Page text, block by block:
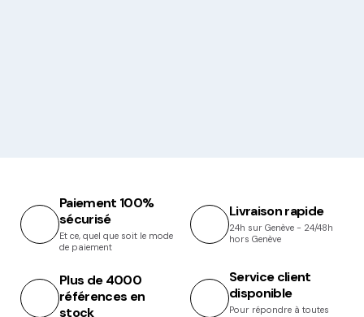
Paiement 100%
sécurisé
Et ce, quel que soit le mode
de paiement
Livraison rapide
24h sur Genève - 24/48h
hors Genève
Plus de 4000
références en
stock
Service client
disponible
Pour répondre à toutes